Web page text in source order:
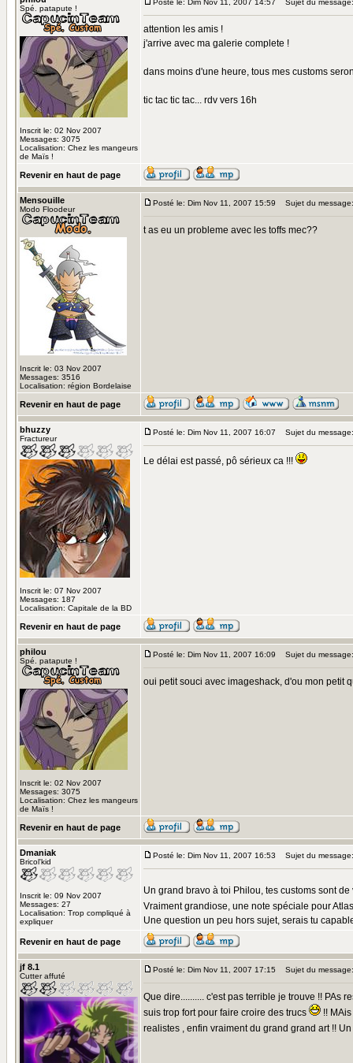
Spé. patapute !
Inscrit le: 02 Nov 2007
Messages: 3075
Localisation: Chez les mangeurs
de Maïs !
Posté le: Dim Nov 11, 2007 14:57 Sujet du message:
attention les amis !
j'arrive avec ma galerie complete !
dans moins d'une heure, tous mes customs
tic tac tic tac... rdv vers 16h
Revenir en haut de page
Mensouille
Modo Floodeur
Inscrit le: 03 Nov 2007
Messages: 3516
Localisation: région Bordelaise
Posté le: Dim Nov 11, 2007 15:59 Sujet du message:
t as eu un probleme avec les toffs mec??
Revenir en haut de page
bhuzzy
Fractureur
Inscrit le: 07 Nov 2007
Messages: 187
Localisation: Capitale de la BD
Posté le: Dim Nov 11, 2007 16:07 Sujet du message:
Le délai est passé, pô sérieux ca !!!
Revenir en haut de page
philou
Spé. patapute !
Inscrit le: 02 Nov 2007
Messages: 3075
Localisation: Chez les mangeurs
de Maïs !
Posté le: Dim Nov 11, 2007 16:09 Sujet du message:
oui petit souci avec imageshack, d'ou mon petit
Revenir en haut de page
Dmaniak
Bricol'kid
Inscrit le: 09 Nov 2007
Messages: 27
Localisation: Trop compliqué à
expliquer
Posté le: Dim Nov 11, 2007 16:53 Sujet du message:
Un grand bravo à toi Philou, tes customs sont
Vraiment grandiose, une note spéciale pour
Une question un peu hors sujet, serais tu
Revenir en haut de page
jf 8.1
Cutter affuté
Posté le: Dim Nov 11, 2007 17:15 Sujet du message:
Que dire.......... c'est pas terrible je trouve !! PAs
suis trop fort pour faire croire des trucs
!!
realistes , enfin vraiment du grand grand art !!